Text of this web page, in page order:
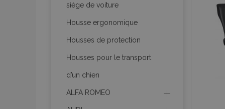
siège de voiture
Housse ergonomique
Housses de protection
Housses pour le transport
d’un chien
ALFA ROMEO